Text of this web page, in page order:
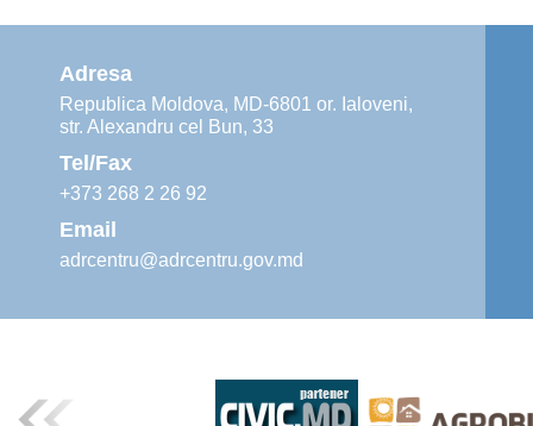
Adresa
Republica Moldova, MD-6801 or. Ialoveni,
str. Alexandru cel Bun, 33
Tel/Fax
+373 268 2 26 92
Email
adrcentru@adrcentru.gov.md